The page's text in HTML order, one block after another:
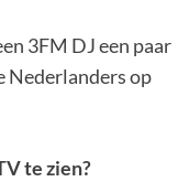
3FM DJ een paar
Nederlanders op
te zien?